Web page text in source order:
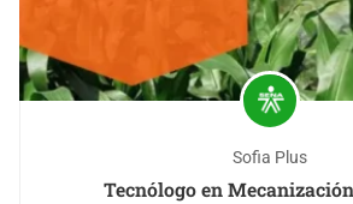
Sofia Plus
Tecnólogo en